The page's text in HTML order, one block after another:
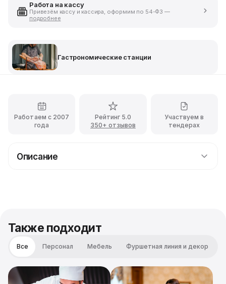
Работа на кассу
Привезём кассу и кассира, оформим по 54-ФЗ —
подробнее
Гастрономические станции
Работаем с 2007
года
Рейтинг 5.0
350+ отзывов
Участвуем в
тендерах
Описание
Также подходит
Все Персонал Мебель Фуршетная линия и декор